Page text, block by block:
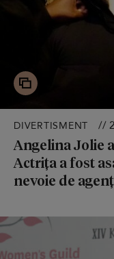
DIVERTISMENT //
Angelina Jolie
Actrița a fost
nevoie de